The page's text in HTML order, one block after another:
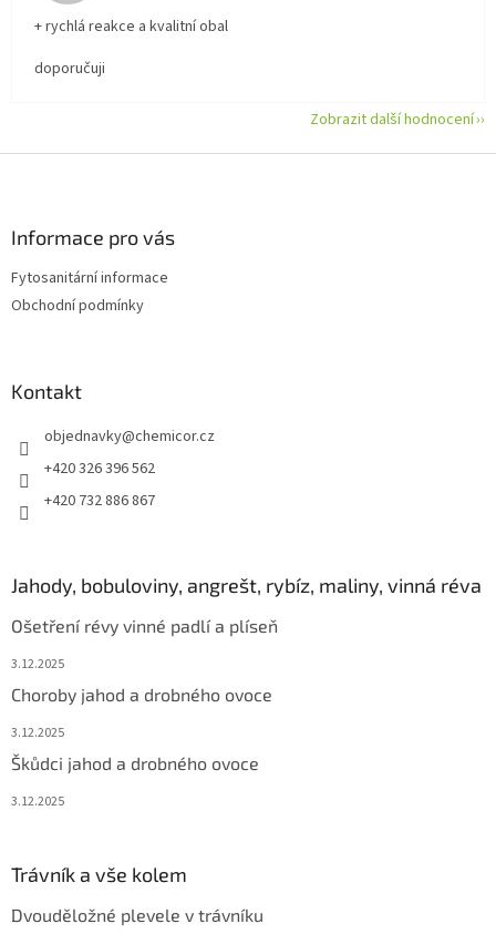
+ rychlá reakce a kvalitní obal
doporučuji
Zobrazit další hodnocení
Informace pro vás
Fytosanitární informace
Obchodní podmínky
Kontakt
objednavky@chemicor.cz
+420 326 396 562
+420 732 886 867
Jahody, bobuloviny, angrešt, rybíz, maliny, vinná réva
Ošetření révy vinné padlí a plíseň
3.12.2025
Choroby jahod a drobného ovoce
3.12.2025
Škůdci jahod a drobného ovoce
3.12.2025
Trávník a vše kolem
Dvouděložné plevele v trávníku